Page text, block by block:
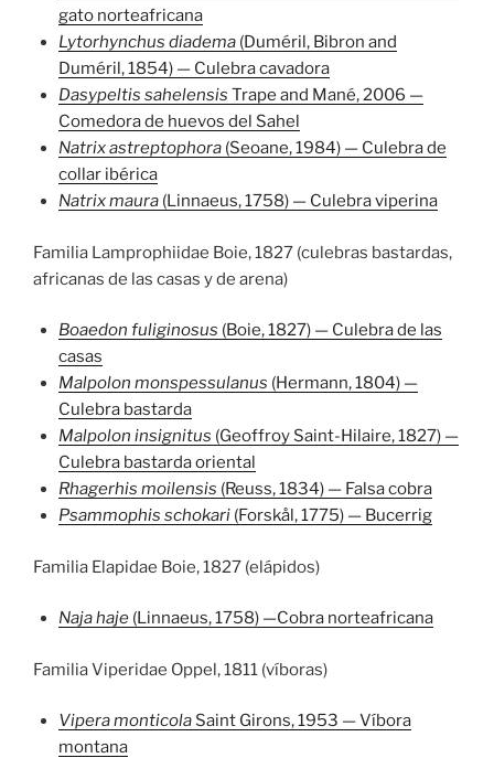
gato norteafricana
Lytorhynchus diadema(Duméril, Bibron and
Duméril, 1854) — Culebra cavadora
Dasypeltis sahelensis Trape and Mané, 2006 —
Comedora de huevos del Sahel
Natrix astreptophora (Seoane, 1984) — Culebra de
collar ibérica
Natrix maura (Linnaeus, 1758) — Culebra viperina
Familia Lamprophiidae Boie, 1827 (culebras bastardas,
africanas de las casas y de arena)
Boaedon fuliginosus (Boie, 1827) — Culebra de las
casas
Malpolon monspessulanus (Hermann, 1804) —
Culebra bastarda
Malpolon insignitus (Geoffroy Saint-Hilaire, 1827) —
Culebra bastarda oriental
Rhagerhis moilensis (Reuss, 1834) — Falsa cobra
Psammophis schokari(Forskål, 1775) — Bucerrig
Familia Elapidae Boie, 1827 (elápidos)
Naja haje(Linnaeus, 1758) —Cobra norteafricana
Familia Viperidae Oppel, 1811 (víboras)
Vipera monticola Saint Girons, 1953 — Víbora
montana